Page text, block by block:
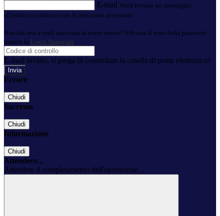
E-mail Verrà inviato un messaggio
all'indirizzo indicato con le istruzioni necessarie.
Non hai una e-mail associata al nome utente? Effettua il reset della password
tramite la Login Spaggiari
E-mail inviata, si prega di controllare la casella di posta elettronica!
Errore
Chiudi
Successo
Chiudi
Informazione
Chiudi
Attendere...
Attendere il completamento dell'operazione...